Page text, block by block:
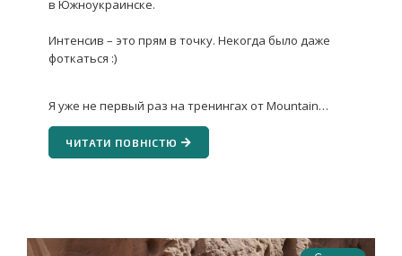
в Южноукраинске.
Интенсив – это прям в точку. Некогда было даже
фоткаться :)
Я уже не первый раз на тренингах от Mountain…
ЧИТАТИ ПОВНІСТЮ